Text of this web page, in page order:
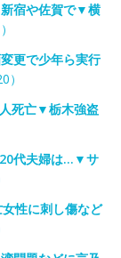
宿や佐賀で▼横
更で少年ら実行
死亡▼栃木強盗
代夫婦は…▼サ
性に刺し傷など